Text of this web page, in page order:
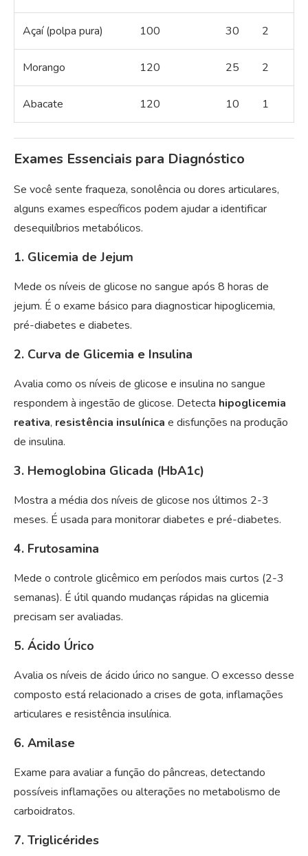
Açaí (polpa pura) 100 30 2
Morango 120 25 2
Abacate 120 10 1
Exames Essenciais para Diagnóstico
Se você sente fraqueza, sonolência ou dores articulares,
alguns exames específicos podem ajudar a identificar
desequilíbrios metabólicos.
1. Glicemia de Jejum
Mede os níveis de glicose no sangue após 8 horas de
jejum. É o exame básico para diagnosticar hipoglicemia,
pré-diabetes e diabetes.
2. Curva de Glicemia e Insulina
Avalia como os níveis de glicose e insulina no sangue
respondem à ingestão de glicose. Detecta hipoglicemia
reativa, resistência insulínica e disfunções na produção
de insulina.
3. Hemoglobina Glicada (HbA1c)
Mostra a média dos níveis de glicose nos últimos 2-3
meses. É usada para monitorar diabetes e pré-diabetes.
4. Frutosamina
Mede o controle glicêmico em períodos mais curtos (2-3
semanas). É útil quando mudanças rápidas na glicemia
precisam ser avaliadas.
5. Ácido Úrico
Avalia os níveis de ácido úrico no sangue. O excesso desse
composto está relacionado a crises de gota, inflamações
articulares e resistência insulínica.
6. Amilase
Exame para avaliar a função do pâncreas, detectando
possíveis inflamações ou alterações no metabolismo de
carboidratos.
7. Triglicérides